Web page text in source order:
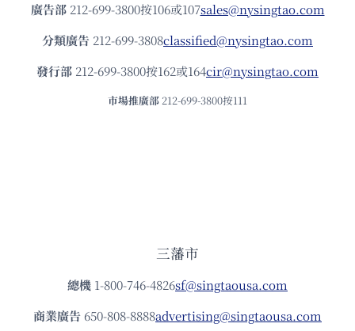
廣告部212-699-3800按106或107sales@nysingtao.com
分類廣告 212-699-3808classified@nysingtao.com
發⾏部 212-699-3800按162或164cir@nysingtao.com
市場推廣部 212-699-3800按111
三藩市
總機 1-800-746-4826sf@singtaousa.com
商業廣告 650-808-8888advertising@singtaousa.com